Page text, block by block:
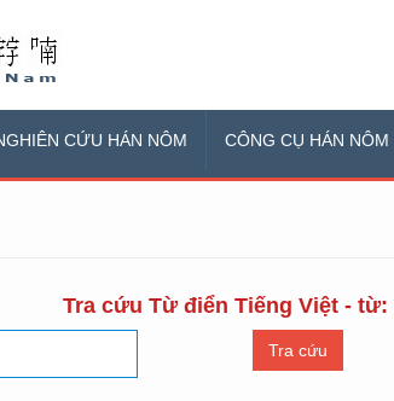
CỨU HÁN NÔM CÔNG CỤ HÁN NÔM
Tra cứu Từ điển Tiếng Việt - từ: